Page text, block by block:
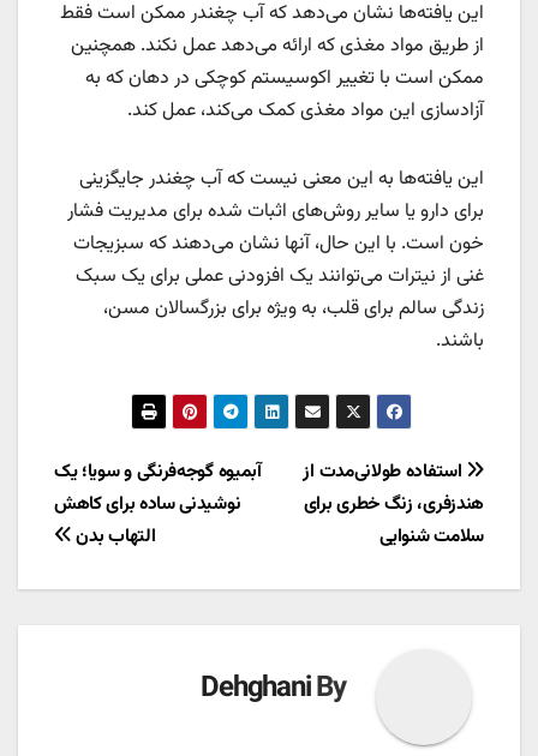
این یافته‌ها نشان می‌دهد که آب چغندر ممکن است فقط
از طریق مواد مغذی که ارائه می‌دهد عمل نکند. همچنین
ممکن است با تغییر اکوسیستم کوچکی در دهان که به
آزادسازی این مواد مغذی کمک می‌کند، عمل کند.
این یافته‌ها به این معنی نیست که آب چغندر جایگزینی
برای دارو یا سایر روش‌های اثبات شده برای مدیریت فشار
خون است. با این حال، آنها نشان می‌دهند که سبزیجات
غنی از نیترات می‌توانند یک افزودنی عملی برای یک سبک
زندگی سالم برای قلب، به ویژه برای بزرگسالان مسن،
باشند.
راهبری
نوشته
آبمیوه گوجه‌فرنگی و سویا؛ یک
نوشیدنی ساده برای کاهش
التهاب بدن
استفاده طولانی‌مدت از
هندزفری، زنگ خطری برای
سلامت شنوایی
By
Dehghani